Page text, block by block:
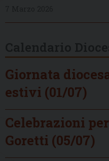
Giornata
estivi (01/07)
Celebrazioni
Goretti (05/07)